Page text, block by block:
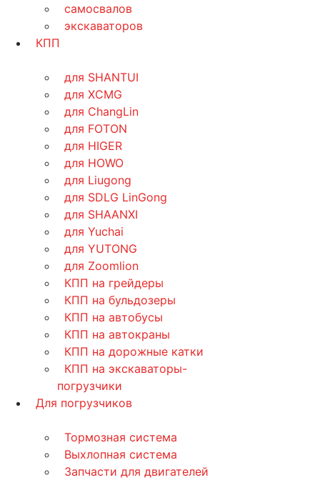
самосвалов
экскаваторов
КПП
для SHANTUI
для XCMG
для ChangLin
для FOTON
для HIGER
для HOWO
для Liugong
для SDLG LinGong
для SHAANXI
для Yuchai
для YUTONG
для Zoomlion
КПП на грейдеры
КПП на бульдозеры
КПП на автобусы
КПП на автокраны
КПП на дорожные катки
КПП на экскаваторы-
погрузчики
Для погрузчиков
Тормозная система
Выхлопная система
Запчасти для двигателей